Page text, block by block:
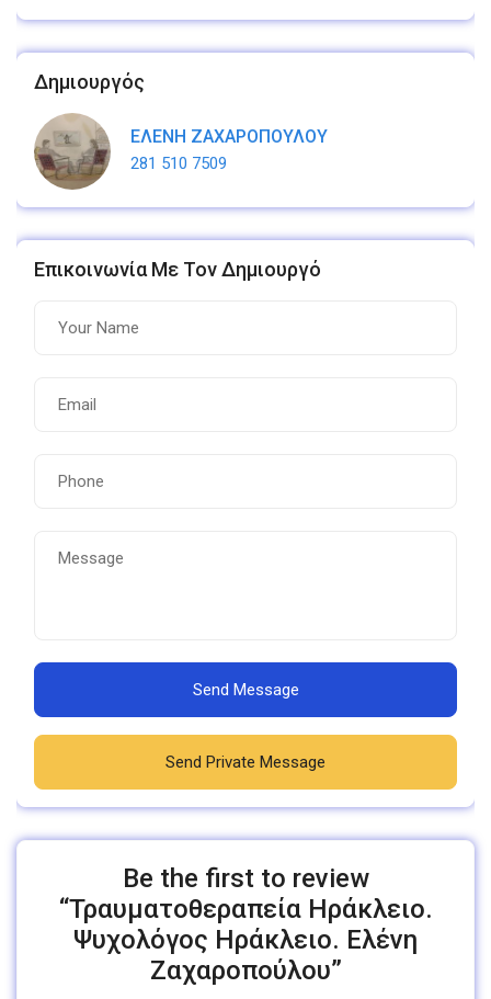
Δημιουργός
ΕΛΕΝΗ ΖΑΧΑΡΟΠΟΥΛΟΥ
281 510 7509
Επικοινωνία Με Τον Δημιουργό
Send Message
Send Private Message
Be the first to review
“Τραυματοθεραπεία Ηράκλειο.
Ψυχολόγος Ηράκλειο. Ελένη
Ζαχαροπούλου”